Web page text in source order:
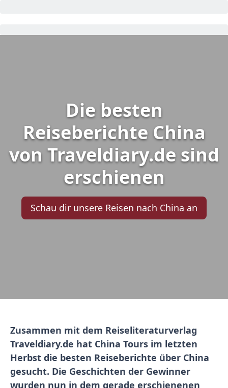
Die besten
Reiseberichte China
von Traveldiary.de sind
erschienen
Schau dir unsere Reisen nach China an
Zusammen mit dem Reiseliteraturverlag
Traveldiary.de hat China Tours im letzten
Herbst die besten Reiseberichte über China
gesucht. Die Geschichten der Gewinner
wurden nun in dem gerade erschienenen